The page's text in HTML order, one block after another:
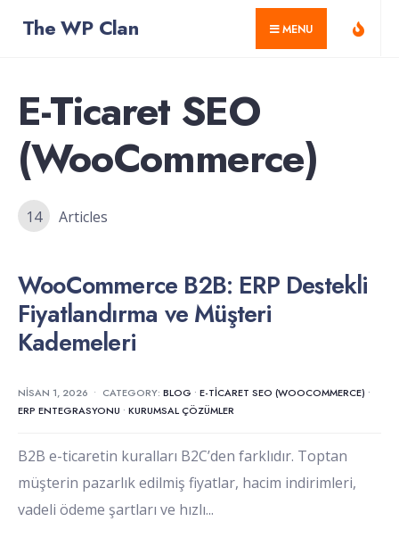
The WP Clan MENU
E-Ticaret SEO
(WooCommerce)
14 Articles
WooCommerce B2B: ERP Destekli
Fiyatlandırma ve Müşteri
Kademeleri
NISAN 1, 2026 • CATEGORY: BLOG • E-TICARET SEO (WOOCOMMERCE) •
ERP ENTEGRASYONU • KURUMSAL ÇÖZÜMLER
B2B e-ticaretin kuralları B2C’den farklıdır. Toptan
müşterin pazarlık edilmiş fiyatlar, hacim indirimleri,
vadeli ödeme şartları ve hızlı...